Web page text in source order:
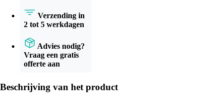
Verzending in
2 tot 5 werkdagen
Advies nodig?
Vraag een gratis
offerte aan
Beschrijving van het product